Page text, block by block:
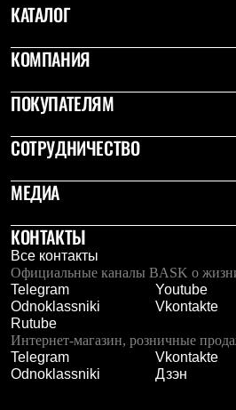
Термобелье
Среднее термобелье
Легкое термобелье
Футболки
Рубашки
Толстовки
Брюки
Женская одежда
Утепленная пухом
Брюки
Жилеты
Утепленная синтетикой
Куртки
Брюки
Штормовая одежда
Куртки
Софтшелл одежда
Куртки
КАТАЛОГ
КОМПАНИЯ
ПОКУПАТЕЛЯМ
СОТРУДНИЧЕСТВО
МЕДИА
КОНТАКТЫ
Все контакты
Официальные каналы BASK о
Telegram
Youtube
Odnoklassniki
Vkontakte
Rutube
Интернет-магазин, розничные
Telegram
Vkontakte
Odnoklassniki
Дзэн